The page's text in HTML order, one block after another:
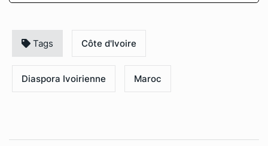
Tags Côte d'Ivoire
Diaspora Ivoirienne Maroc